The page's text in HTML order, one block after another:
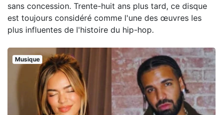
sans concession. Trente-huit ans plus tard, ce disque
est toujours considéré comme l'une des œuvres les
plus influentes de l'histoire du hip-hop.
Musique